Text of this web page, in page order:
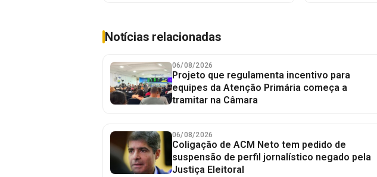
Notícias relacionadas
06/08/2026
Projeto que regulamenta incentivo para
equipes da Atenção Primária começa a
tramitar na Câmara
06/08/2026
Coligação de ACM Neto tem pedido de
suspensão de perfil jornalístico negado pela
Justiça Eleitoral